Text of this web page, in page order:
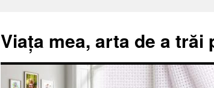
Viața mea, arta de a trăi